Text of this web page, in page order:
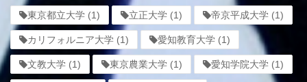
東京都立大学 (1) 立正大学 (1) 帝京平成大学 (1)
カリフォルニア大学 (1) 愛知教育大学 (1)
文教大学 (1) 東京農業大学 (1) 愛知学院大学 (1)